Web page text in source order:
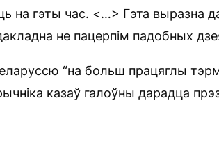
на гэты час. <…> Гэта выразна
не пацерпім падобных
“на больш працяглы
казаў галоўны дарадца